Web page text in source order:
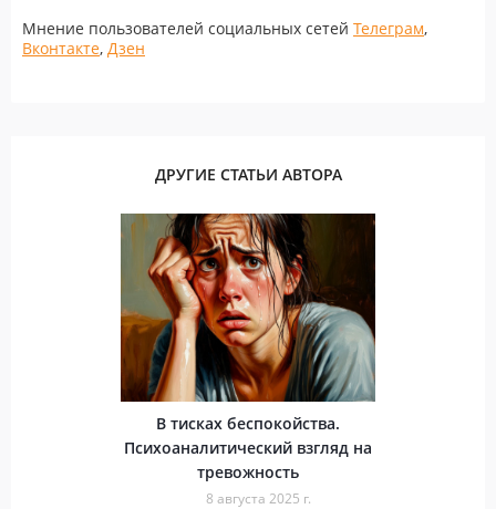
Мнение пользователей социальных сетей Телеграм,
Вконтакте, Дзен
ДРУГИЕ СТАТЬИ АВТОРА
В тисках беспокойства.
Психоаналитический взгляд на
тревожность
8 августа 2025 г.